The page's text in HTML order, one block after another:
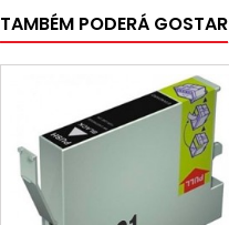
TAMBÉM PODERÁ GOSTAR